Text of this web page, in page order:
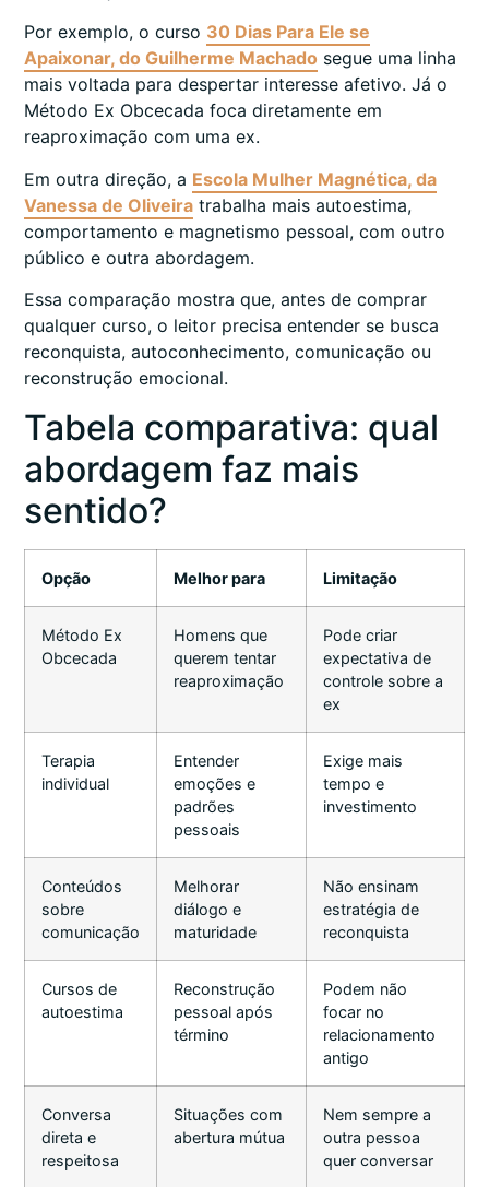
Por exemplo, o curso 30 Dias Para Ele se
Apaixonar, do Guilherme Machado segue uma linha
mais voltada para despertar interesse afetivo. Já o
Método Ex Obcecada foca diretamente em
reaproximação com uma ex.
Em outra direção, a Escola Mulher Magnética, da
Vanessa de Oliveira trabalha mais autoestima,
comportamento e magnetismo pessoal, com outro
público e outra abordagem.
Essa comparação mostra que, antes de comprar
qualquer curso, o leitor precisa entender se busca
reconquista, autoconhecimento, comunicação ou
reconstrução emocional.
Tabela comparativa: qual
abordagem faz mais
sentido?
Opção Melhor para Limitação
Método Ex
Obcecada
Homens que
querem tentar
reaproximação
Pode criar
expectativa de
controle sobre a
ex
Terapia
individual
Entender
emoções e
padrões
pessoais
Exige mais
tempo e
investimento
Conteúdos
sobre
comunicação
Melhorar
diálogo e
maturidade
Não ensinam
estratégia de
reconquista
Cursos de
autoestima
Reconstrução
pessoal após
término
Podem não
focar no
relacionamento
antigo
Conversa
direta e
respeitosa
Situações com
abertura mútua
Nem sempre a
outra pessoa
quer conversar